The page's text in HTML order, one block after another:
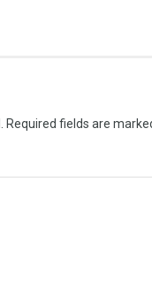
Required fields are